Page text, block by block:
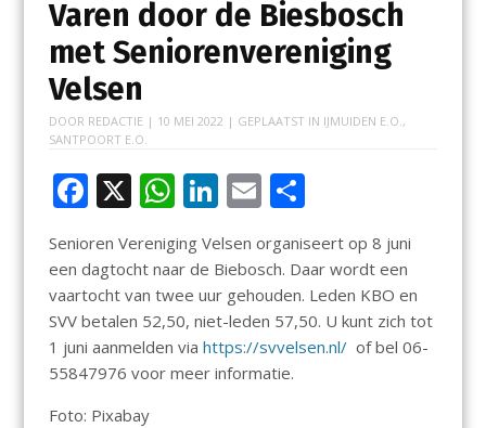
Varen door de Biesbosch
met Seniorenvereniging
Velsen
DOOR REDACTIE | 10 MEI 2022 | GEPLAATST IN IJMUIDEN E.O. ,
SANTPOORT E.O.
F
e
b
o
o
k
X W
at
s
A
p
Li
n
k
e
dI
n
E
ai
l
D
e
n
Senioren Vereniging Velsen organiseert op 8 juni
een dagtocht naar de Biebosch. Daar wordt een
vaartocht van twee uur gehouden. Leden KBO en
SVV betalen 52,50, niet-leden 57,50. U kunt zich tot
1 juni aanmelden via https://svvelsen.nl/of bel 06-
55847976 voor meer informatie.
Foto: Pixabay